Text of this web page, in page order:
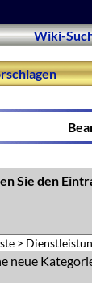
Wiki-
Sie den
neue